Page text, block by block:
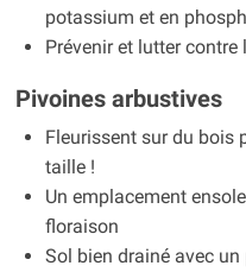
potassium et en
Prévenir et lutter
Pivoines arbustives
Fleurissent sur du bois
taille !
Un emplacement
floraison
Sol bien drainé avec